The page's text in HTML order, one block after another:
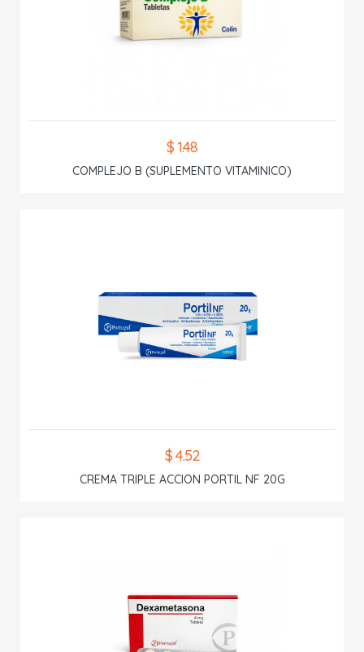
$ 1.48
COMPLEJO B (SUPLEMENTO VITAMINICO)
$ 4.52
CREMA TRIPLE ACCION PORTIL NF 20G